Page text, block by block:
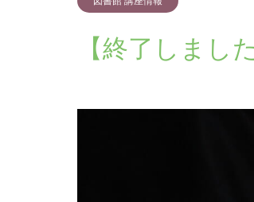
【終了しまし